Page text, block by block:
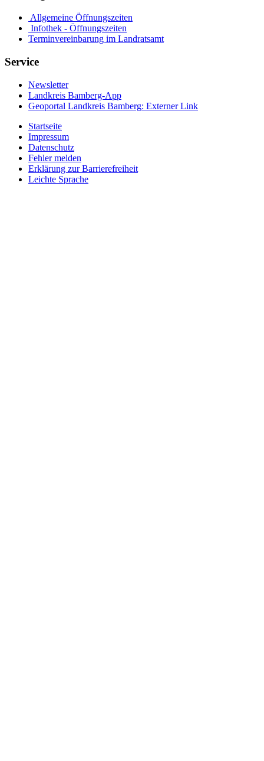
Allgemeine Öffnungszeiten
Infothek - Öffnungszeiten
Terminvereinbarung im Landratsamt
Service
Newsletter
Landkreis Bamberg-App
Geoportal Landkreis Bamberg: Externer Link
Startseite
Impressum
Datenschutz
Fehler melden
Erklärung zur Barrierefreiheit
Leichte Sprache